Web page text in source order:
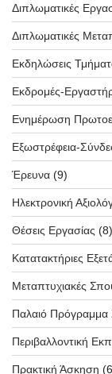
Διπλωματικές
Διπλωματικές
Εκδηλώσεις
Εκδρομές-
Ενημέρωση
Εξωστρέφεια-
Έρευνα (9)
Ηλεκτρονική
Θέσεις Εργασίας (8)
Κατατακτήριες
Μεταπτυχιακές
Παλαιό
Περιβαλλοντική
Πρακτική Άσκηση